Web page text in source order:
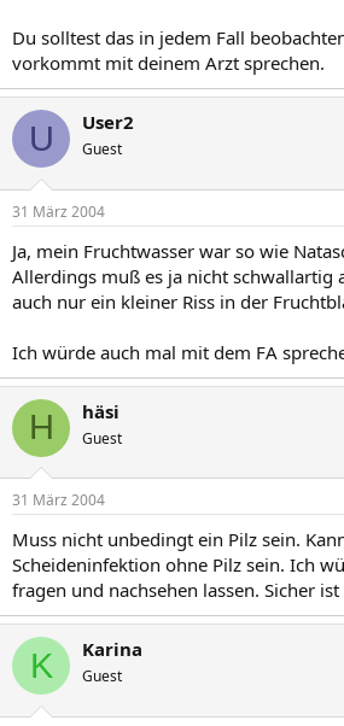
Du solltest das in jedem Fall
vorkommt mit deinem Arzt sprechen.
U User2
Guest
31 März 2004
Ja, mein Fruchtwasser war so wie
Allerdings muß es ja nicht schwallartig
auch nur ein kleiner Riss in der
Ich würde auch mal mit dem FA
H häsi
Guest
31 März 2004
Muss nicht unbedingt ein Pilz sein.
Scheideninfektion ohne Pilz sein. Ich
fragen und nachsehen lassen. Sicher
K Karina
Guest